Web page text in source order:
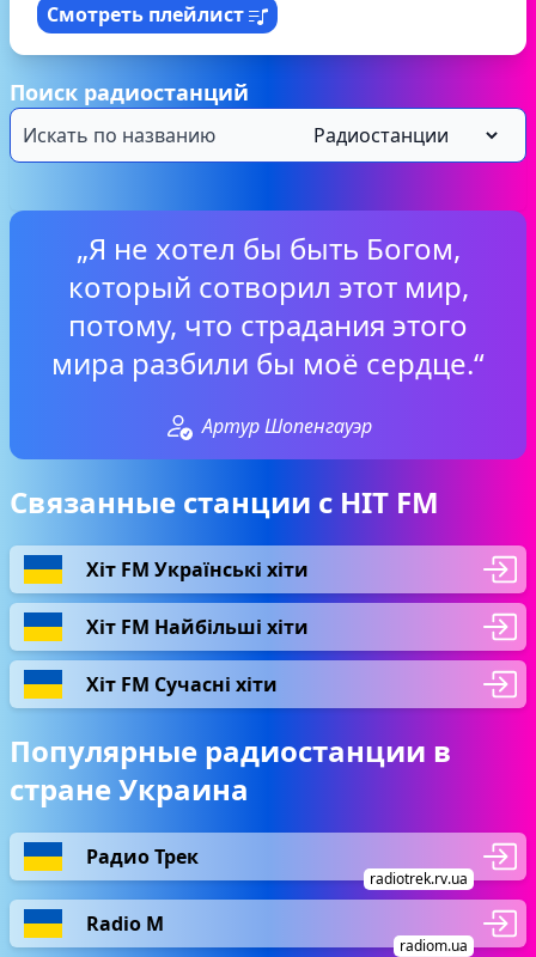
Смотреть плейлист
Поиск радиостанций
„Я не хотел бы быть Богом,
который сотворил этот мир,
потому, что страдания этого
мира разбили бы моё сердце.“
Артур Шопенгауэр
Связанные станции с HIT FM
Хіт FM Українські хіти
Хіт FM Найбільші хіти
Хіт FM Сучасні хіти
Популярные радиостанции в
стране Украина
Радио Трек
radiotrek.rv.ua
Radio М
radiom.ua